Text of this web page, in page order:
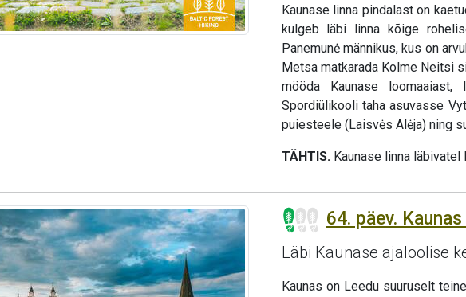
Kaunase linna pindalast on
kulgeb läbi linna kõige
Panemunė männikus, kus on
Metsa matkarada Kolme Neitsi
mööda Kaunase
Spordiülikooli taha asuvasse
puiesteele (Laisvės Alėja) ning
TÄHTIS.Kaunase linna läbivatel
64. päev.
Läbi Kaunase ajaloolise
Kaunas on Leedu suuruselt